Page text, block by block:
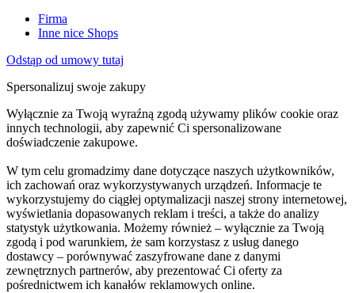
Firma
Inne nice Shops
Odstąp od umowy tutaj
Spersonalizuj swoje zakupy
Wyłącznie za Twoją wyraźną zgodą używamy plików cookie oraz
innych technologii, aby zapewnić Ci spersonalizowane
doświadczenie zakupowe.
W tym celu gromadzimy dane dotyczące naszych użytkowników,
ich zachowań oraz wykorzystywanych urządzeń. Informacje te
wykorzystujemy do ciągłej optymalizacji naszej strony internetowej,
wyświetlania dopasowanych reklam i treści, a także do analizy
statystyk użytkowania. Możemy również – wyłącznie za Twoją
zgodą i pod warunkiem, że sam korzystasz z usług danego
dostawcy – porównywać zaszyfrowane dane z danymi
zewnętrznych partnerów, aby prezentować Ci oferty za
pośrednictwem ich kanałów reklamowych online.